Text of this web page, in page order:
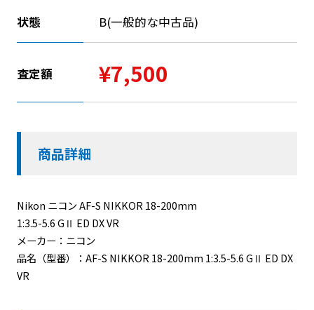
状態 B(一般的な中古品)
査定額 ¥7,500
商品詳細
Nikon ニコン AF-S NIKKOR 18-200mm
1:3.5-5.6 GⅡ ED DX VR
メーカー：ニコン
品名（型番）：AF-S NIKKOR 18-200mm 1:3.5-5.6 GⅡ ED DX
VR